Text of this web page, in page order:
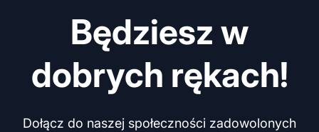
Będziesz w
dobrych rękach!
Dołącz do naszej społeczności zadowolonych